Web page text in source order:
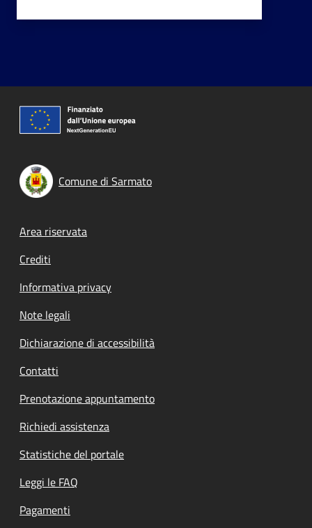
Comune di Sarmato
Footer menu
Area riservata
Crediti
Informativa privacy
Note legali
Dichiarazione di accessibilità
Contatti
Prenotazione appuntamento
Richiedi assistenza
Statistiche del portale
Leggi le FAQ
Pagamenti